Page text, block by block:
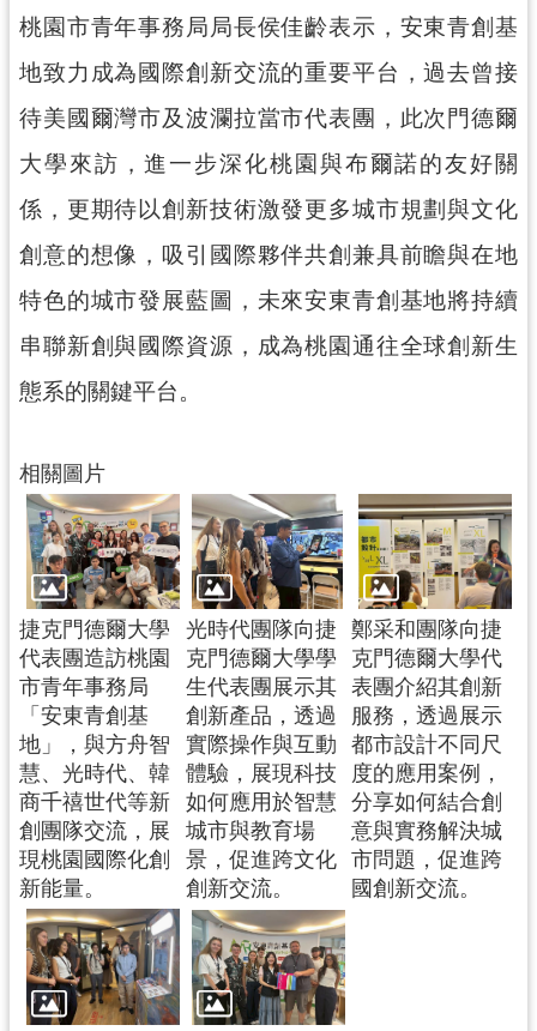
府
隱
私
政
策
網
安
全
政
策
府
網
站
資
料
開
放
宣
告
桃園市青年事務局局長侯佳齡表示，安東青創基
地致力成為國際創新交流的重要平台，過去曾接
待美國爾灣市及波瀾拉當市代表團，此次門德爾
大學來訪，進一步深化桃園與布爾諾的友好關
係，更期待以創新技術激發更多城市規劃與文化
創意的想像，吸引國際夥伴共創兼具前瞻與在地
特色的城市發展藍圖，未來安東青創基地將持續
串聯新創與國際資源，成為桃園通往全球創新生
態系的關鍵平台。
相關圖片
捷克門德爾大學
代表團造訪桃園
市青年事務局
「安東青創基
地」，與方舟智
慧、光時代、韓
商千禧世代等新
創團隊交流，展
現桃園國際化創
新能量。
光時代團隊向捷
克門德爾大學學
生代表團展示其
創新產品，透過
實際操作與互動
體驗，展現科技
如何應用於智慧
城市與教育場
景，促進跨文化
創新交流。
鄭采和團隊向捷
克門德爾大學代
表團介紹其創新
服務，透過展示
都市設計不同尺
度的應用案例，
分享如何結合創
意與實務解決城
市問題，促進跨
國創新交流。